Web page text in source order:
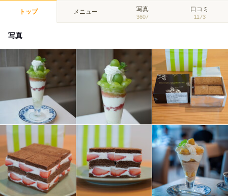
トップ メニュー 写真
3607
口コミ
1173
写真